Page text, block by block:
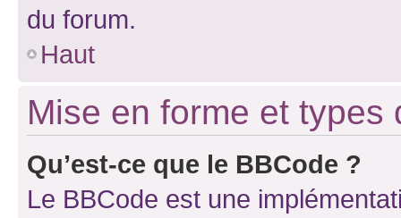
du forum.
Haut
Mise en forme et types
Qu’est-ce que le BBCode ?
Le BBCode est une